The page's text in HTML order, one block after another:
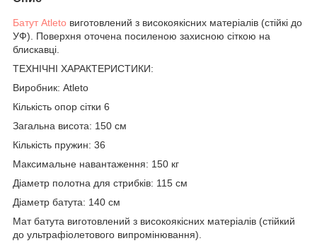
Батут Atleto виготовлений з високоякісних матеріалів (стійкі до
УФ). Поверхня оточена посиленою захисною сіткою на
блискавці.
ТЕХНІЧНІ ХАРАКТЕРИСТИКИ:
Виробник: Atleto
Кількість опор сітки 6
Загальна висота: 150 см
Кількість пружин: 36
Максимальне навантаження: 150 кг
Діаметр полотна для стрибків: 115 см
Діаметр батута: 140 см
Мат батута виготовлений з високоякісних матеріалів (стійкий
до ультрафіолетового випромінювання).